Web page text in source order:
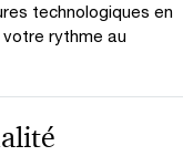
technologiques en
votre rythme au